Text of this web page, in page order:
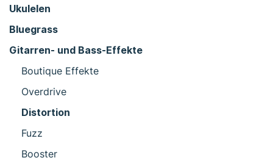
Ukulelen
Bluegrass
Gitarren- und Bass-Effekte
Boutique Effekte
Overdrive
Distortion
Fuzz
Booster